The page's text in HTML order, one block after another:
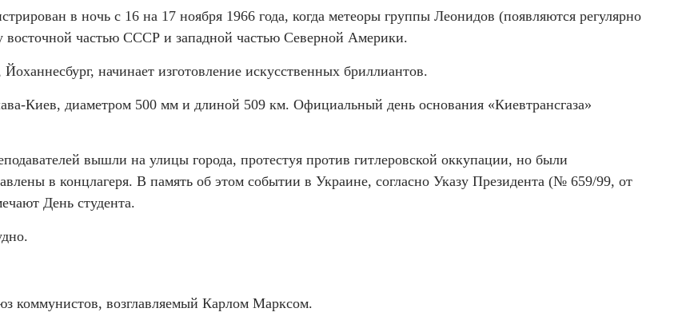
в ночь с 16 на 17 ноября 1966 года, когда метеоры группы Леонидов (появляются регулярно
частью СССР и западной частью Северной Америки.
начинает изготовление искусственных бриллиантов.
Киев, диаметром 500 мм и длиной 509 км. Официальный день основания «Киевтрансгаза»
вышли на улицы города, протестуя против гитлеровской оккупации, но были
в концлагеря. В память об этом событии в Украине, согласно Указу Президента (№ 659/99, от
День студента.
коммунистов, возглавляемый Карлом Марксом.